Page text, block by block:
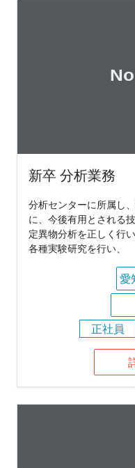
新卒 分析業務
分析センターに所属し
に、今後有用とされる
定異物分析を正しく行
各種実験研究を行い、
愛
正社員